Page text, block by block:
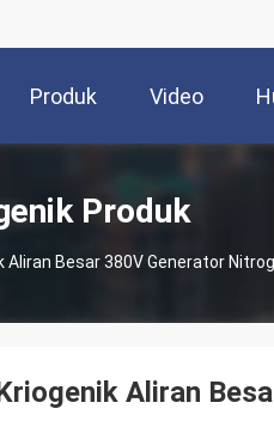
Produk Video
Produk
Besar 380V Generator
Aliran